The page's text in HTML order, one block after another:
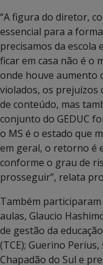
“A figura do diretor,
essencial para a
precisamos da escola
ficar em casa não é o
onde houve aumento
violados, os prejuízos
de conteúdo, mas
conjunto do GEDUC
o MS é o estado que
em geral, o retorno é
conforme o grau de
prosseguir”, relata
Também
aulas, Glaucio
de gestão da
(TCE); Guerino
Chapadão do Sul e